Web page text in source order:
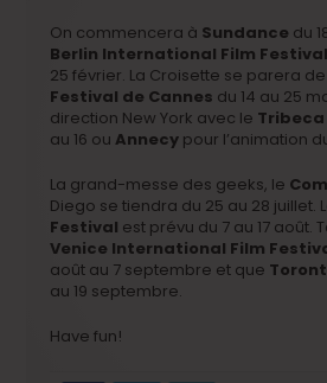
On commencera à Sundance du
Berlin International Film Festival
25 février. La Croisette se parera
Festival de Cannes du 14 au 25
direction New York avec le
au 16 ouAnnecy pour l’animation
La grand-messe des geeks, le
Diego se tiendra du 25 au 28 juillet.
Festival est prévu du 7 au 17 août.
Venice International Film
août au 7 septembre et que
au 19 septembre.
Have fun!